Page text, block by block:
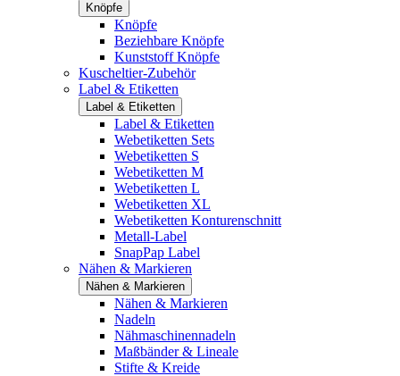
Knöpfe
Knöpfe
Beziehbare Knöpfe
Kunststoff Knöpfe
Kuscheltier-Zubehör
Label & Etiketten
Label & Etiketten
Label & Etiketten
Webetiketten Sets
Webetiketten S
Webetiketten M
Webetiketten L
Webetiketten XL
Webetiketten Konturenschnitt
Metall-Label
SnapPap Label
Nähen & Markieren
Nähen & Markieren
Nähen & Markieren
Nadeln
Nähmaschinennadeln
Maßbänder & Lineale
Stifte & Kreide